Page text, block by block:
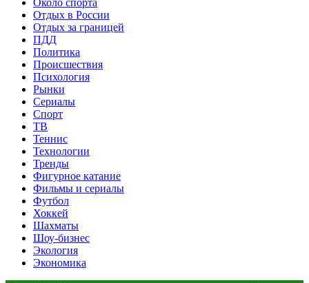
Около спорта
Отдых в России
Отдых за границей
ПДД
Политика
Происшествия
Психология
Рынки
Сериалы
Спорт
ТВ
Теннис
Технологии
Тренды
Фигурное катание
Фильмы и сериалы
Футбол
Хоккей
Шахматы
Шоу-бизнес
Экология
Экономика